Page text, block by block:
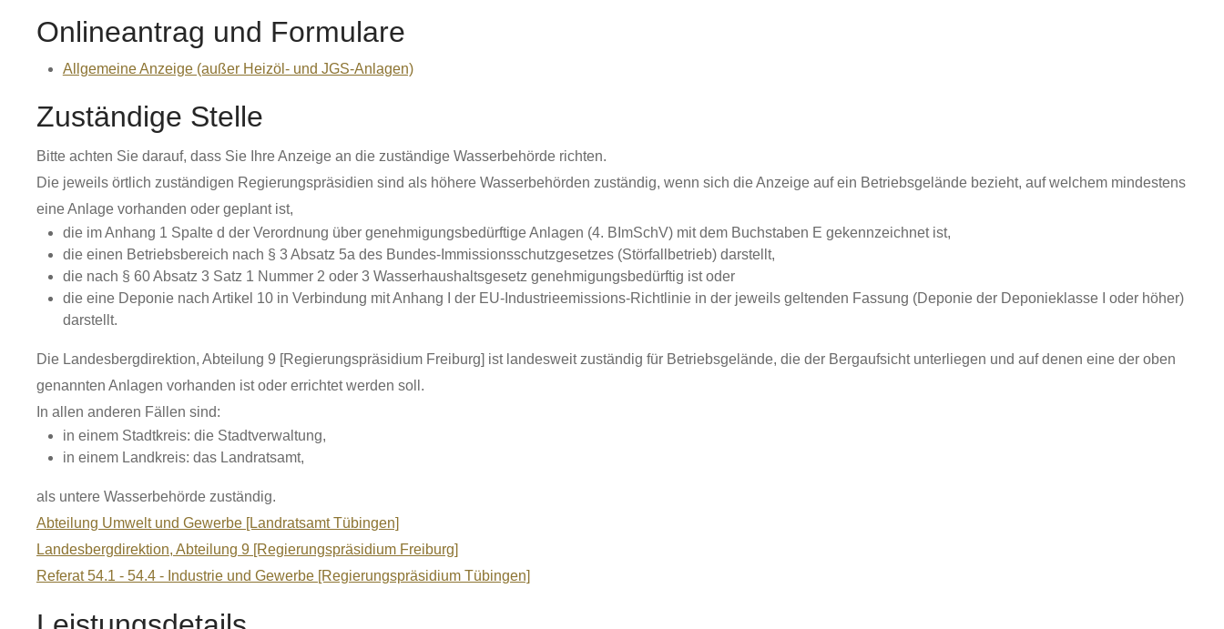
Onlineantrag und Formulare
Allgemeine Anzeige (außer Heizöl- und JGS-Anlagen)
Zuständige Stelle
Bitte achten Sie darauf, dass Sie Ihre Anzeige an die zuständige Wasserbehörde richten.
Die jeweils örtlich zuständigen Regierungspräsidien sind als höhere Wasserbehörden zuständig, wenn sich die Anzeige auf ein Betriebsgelände bezieht, auf welchem mindestens
eine Anlage vorhanden oder geplant ist,
die im Anhang 1 Spalte d der Verordnung über genehmigungsbedürftige Anlagen (4. BImSchV) mit dem Buchstaben E gekennzeichnet ist,
die einen Betriebsbereich nach § 3 Absatz 5a des Bundes-Immissionsschutzgesetzes (Störfallbetrieb) darstellt,
die nach § 60 Absatz 3 Satz 1 Nummer 2 oder 3 Wasserhaushaltsgesetz genehmigungsbedürftig ist oder
die eine Deponie nach Artikel 10 in Verbindung mit Anhang I der EU-Industrieemissions-Richtlinie in der jeweils geltenden Fassung (Deponie der Deponieklasse I oder höher)
darstellt.
Die Landesbergdirektion, Abteilung 9 [Regierungspräsidium Freiburg] ist landesweitzuständig für Betriebsgelände, die der Bergaufsicht unterliegen und auf denen eine der oben
genannten Anlagen vorhanden ist oder errichtet werden soll.
In allen anderen Fällen sind:
in einem Stadtkreis: die Stadtverwaltung,
in einem Landkreis: das Landratsamt,
als untere Wasserbehörde zuständig.
Abteilung Umwelt und Gewerbe [Landratsamt Tübingen]
Landesbergdirektion, Abteilung 9 [Regierungspräsidium Freiburg]
Referat 54.1 - 54.4 - Industrie und Gewerbe [Regierungspräsidium Tübingen]